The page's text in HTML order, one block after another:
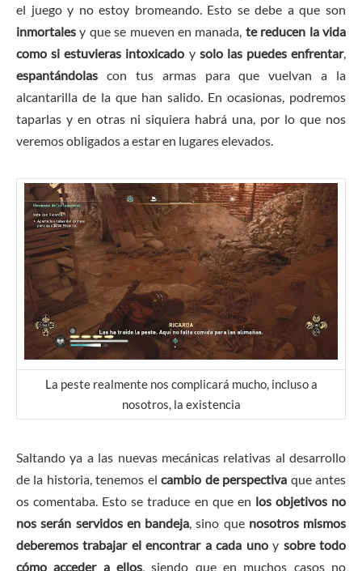
el juego y no estoy bromeando. Esto se debe a que son
inmortalesy que se mueven en manada, te reducen la vida
como si estuvieras intoxicado y solo las puedes enfrentar,
espantándolas con tus armas para que vuelvan a la
alcantarilla de la que han salido. En ocasionas, podremos
taparlas y en otras ni siquiera habrá una, por lo que nos
veremos obligados a estar en lugares elevados.
La peste realmente nos complicará mucho, incluso a
nosotros, la existencia
Saltando ya a las nuevas mecánicas relativas al desarrollo
de la historia, tenemos elcambio de perspectiva que antes
os comentaba. Esto se traduce en que en los objetivos no
nos serán servidos en bandeja , sino que nosotros mismos
deberemos trabajar el encontrar a cada unoy sobre todo
cómo acceder a ellos , siendo que en muchos casos no